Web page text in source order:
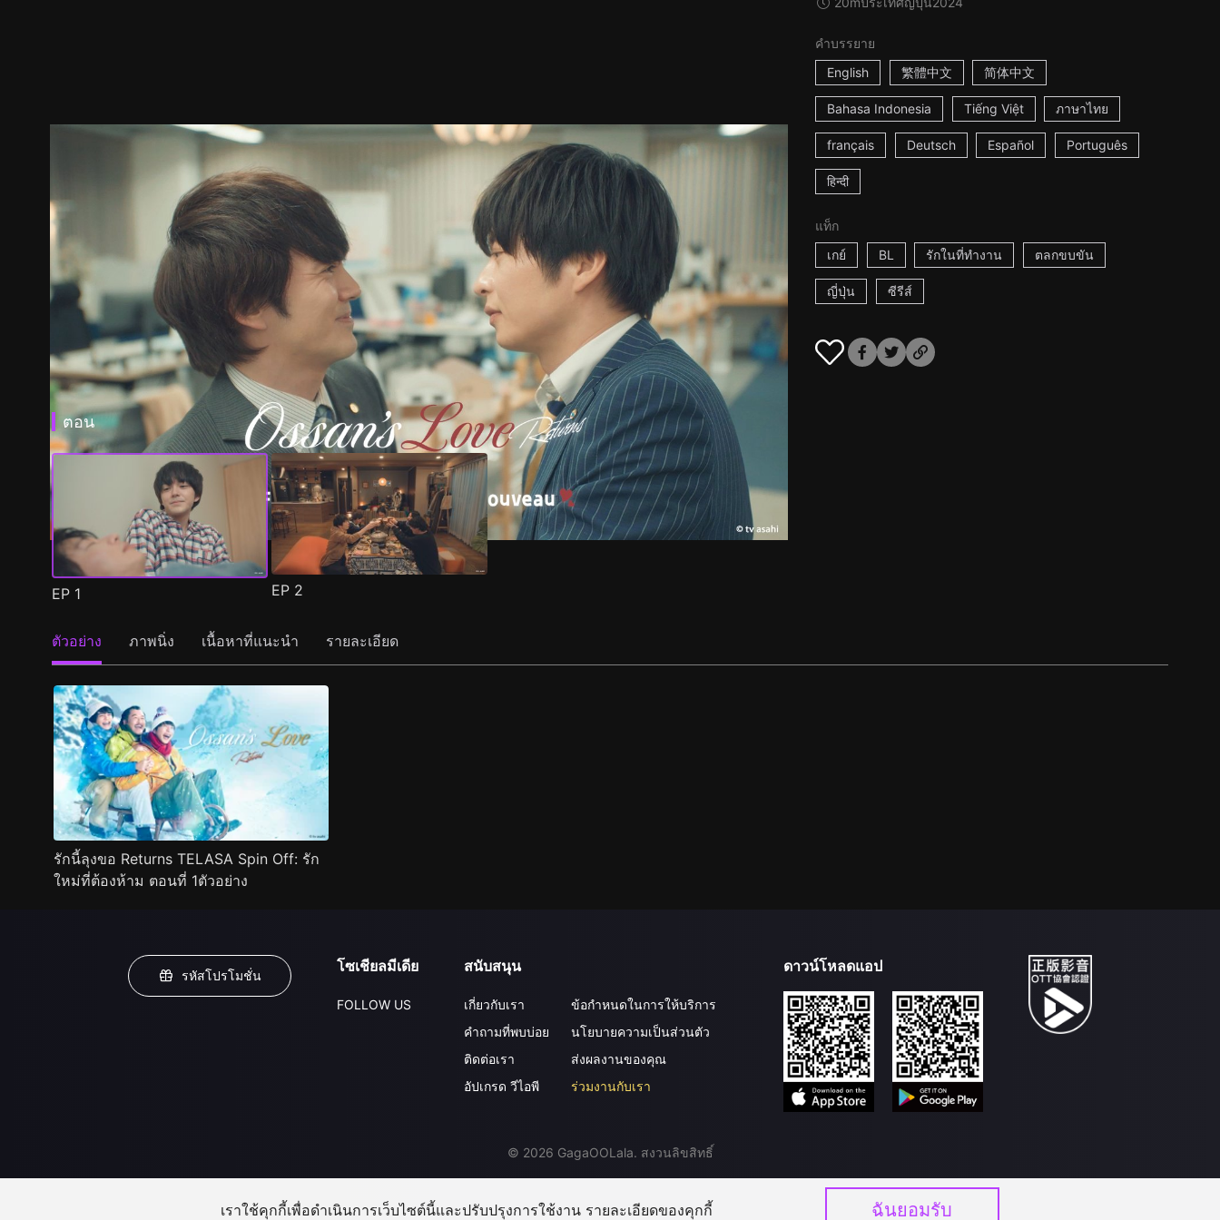
คำบรรยาย
English
繁體中文 简体中文
Bahasa Indonesia Tiếng Việt ภาษาไทย
français Deutsch Español Português
हिन्दी
แท็ก
เกย์
BL รักในที่ทำงาน ตลกขบขัน
ญี่ปุ่น ซีรีส์
ตอน
EP 1 EP 2
ตัวอย่าง ภาพนิ่ง เนื้อหาที่แนะนำ รายละเอียด
รักนี้ลุงขอ Returns TELASA Spin Off: รัก
ใหม่ที่ต้องห้าม ตอนที่ 1ตัวอย่าง
รหัสโปรโมชั่น
โซเชียลมีเดีย
FOLLOW US
สนับสนุน
เกี่ยวกับเรา
คำถามที่พบบ่อย
ติดต่อเรา
อัปเกรด วีไอพี
ข้อกำหนดในการให้บริการ
นโยบายความเป็นส่วนตัว
ส่งผลงานของคุณ
ร่วมงานกับเรา
ดาวน์โหลดแอป
© 2026 GagaOOLala. สงวนลิขสิทธิ์
เราใช้คุกกี้เพื่อดำเนินการเว็บไซต์นี้และปรับปรุงการใช้งาน รายละเอียดของคุกกี้ ฉันยอมรับ